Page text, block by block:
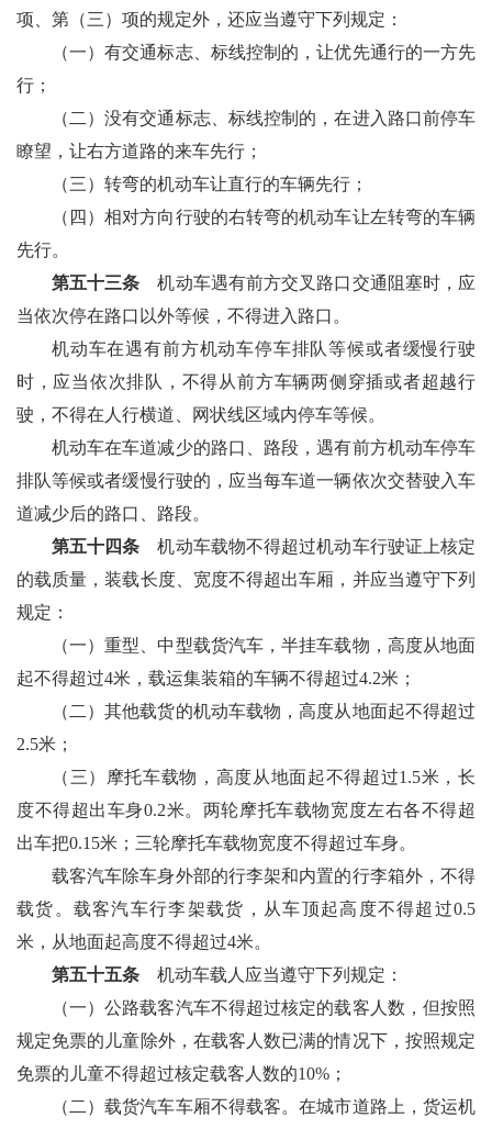
项、第（三）项的规定外，还应当遵守下列规定：
（一）有交通标志、标线控制的，让优先通行的一方先
行；
（二）没有交通标志、标线控制的，在进入路口前停车
瞭望，让右方道路的来车先行；
（三）转弯的机动车让直行的车辆先行；
（四）相对方向行驶的右转弯的机动车让左转弯的车辆
先行。
第五十三条 机动车遇有前方交叉路口交通阻塞时，应
当依次停在路口以外等候，不得进入路口。
机动车在遇有前方机动车停车排队等候或者缓慢行驶
时，应当依次排队，不得从前方车辆两侧穿插或者超越行
驶，不得在人行横道、网状线区域内停车等候。
机动车在车道减少的路口、路段，遇有前方机动车停车
排队等候或者缓慢行驶的，应当每车道一辆依次交替驶入车
道减少后的路口、路段。
第五十四条 机动车载物不得超过机动车行驶证上核定
的载质量，装载长度、宽度不得超出车厢，并应当遵守下列
规定：
（一）重型、中型载货汽车，半挂车载物，高度从地面
起不得超过4米，载运集装箱的车辆不得超过4.2米；
（二）其他载货的机动车载物，高度从地面起不得超过
2.5米；
（三）摩托车载物，高度从地面起不得超过1.5米，长
度不得超出车身0.2米。两轮摩托车载物宽度左右各不得超
出车把0.15米；三轮摩托车载物宽度不得超过车身。
载客汽车除车身外部的行李架和内置的行李箱外，不得
载货。载客汽车行李架载货，从车顶起高度不得超过0.5
米，从地面起高度不得超过4米。
第五十五条机动车载人应当遵守下列规定：
（一）公路载客汽车不得超过核定的载客人数，但按照
规定免票的儿童除外，在载客人数已满的情况下，按照规定
免票的儿童不得超过核定载客人数的10%；
（二）载货汽车车厢不得载客。在城市道路上，货运机